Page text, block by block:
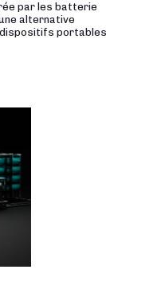
par les batterie
alternative
portables